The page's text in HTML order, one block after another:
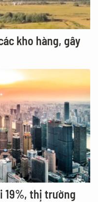
kho hàng, gây
19%, thị trường